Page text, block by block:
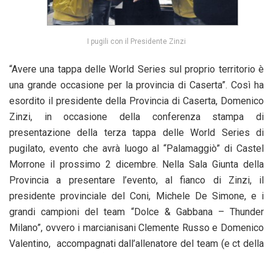
I pugili con il Presidente Zinzi
“Avere una tappa delle World Series sul proprio territorio è
una grande occasione per la provincia di Caserta”. Così ha
esordito il presidente della Provincia di Caserta, Domenico
Zinzi, in occasione della conferenza stampa di
presentazione della terza tappa delle World Series di
pugilato, evento che avrà luogo al “Palamaggiò” di Castel
Morrone il prossimo 2 dicembre. Nella Sala Giunta della
Provincia a presentare l’evento, al fianco di Zinzi, il
presidente provinciale del Coni, Michele De Simone, e i
grandi campioni del team “Dolce & Gabbana – Thunder
Milano”, ovvero i marcianisani Clemente Russo e Domenico
Valentino, accompagnati dall’allenatore del team (e ct della